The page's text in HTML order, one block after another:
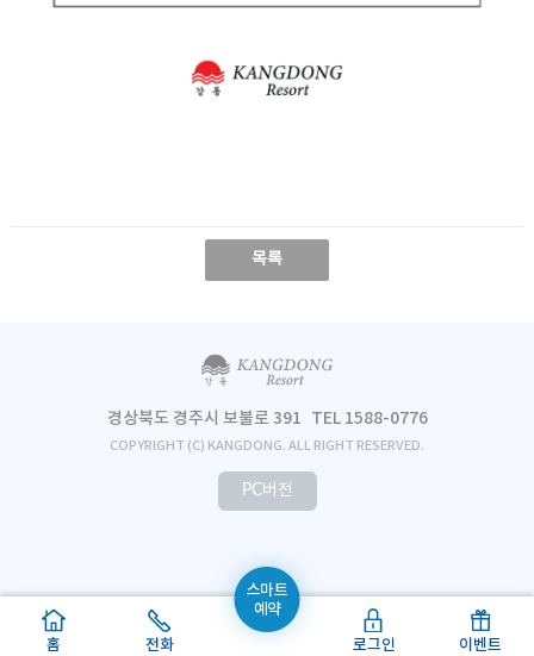
목록
경상북도 경주시 보불로 391 TEL 1588-0776
COPYRIGHT (C) KANGDONG. ALL RIGHT RESERVED.
PC버전
홈 전화
스마트
예약
로그인
이벤트